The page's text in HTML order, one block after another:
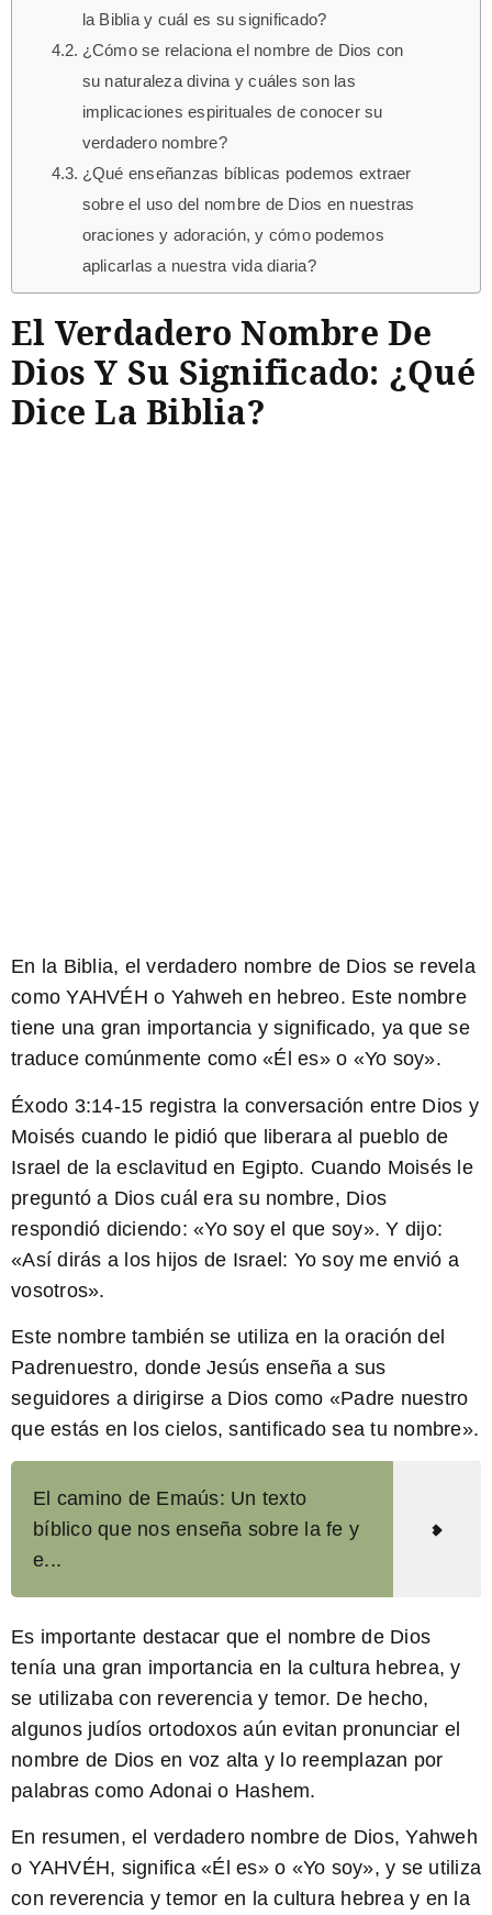
la Biblia y cuál es su significado?
¿Cómo se relaciona el nombre de Dios con
su naturaleza divina y cuáles son las
implicaciones espirituales de conocer su
verdadero nombre?
¿Qué enseñanzas bíblicas podemos extraer
sobre el uso del nombre de Dios en nuestras
oraciones y adoración, y cómo podemos
aplicarlas a nuestra vida diaria?
El Verdadero Nombre De
Dios Y Su Significado: ¿Qué
Dice La Biblia?
En la Biblia, el verdadero nombre de Dios se revela
como YAHVÉH o Yahweh en hebreo. Este nombre
tiene una gran importancia y significado, ya que se
traduce comúnmente como «Él es» o «Yo soy».
Éxodo 3:14-15 registra la conversación entre Dios y
Moisés cuando le pidió que liberara al pueblo de
Israel de la esclavitud en Egipto. Cuando Moisés le
preguntó a Dios cuál era su nombre, Dios
respondió diciendo: «Yo soy el que soy». Y dijo:
«Así dirás a los hijos de Israel: Yo soy me envió a
vosotros».
Este nombre también se utiliza en la oración del
Padrenuestro, donde Jesús enseña a sus
seguidores a dirigirse a Dios como «Padre nuestro
que estás en los cielos, santificado sea tu nombre».
El camino de Emaús: Un texto
bíblico que nos enseña sobre la fe y
e...
Es importante destacar que el nombre de Dios
tenía una gran importancia en la cultura hebrea, y
se utilizaba con reverencia y temor. De hecho,
algunos judíos ortodoxos aún evitan pronunciar el
nombre de Dios en voz alta y lo reemplazan por
palabras como Adonai o Hashem.
En resumen, el verdadero nombre de Dios, Yahweh
o YAHVÉH, significa «Él es» o «Yo soy», y se utiliza
con reverencia y temor en la cultura hebrea y en la